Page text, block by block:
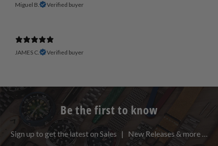
Miguel B. Verified buyer
JAMES C. Verified buyer
Be the first to know
Sign up to get the latest on Sales | New Releases & more …